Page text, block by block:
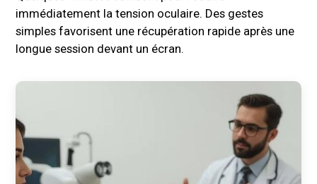
immédiatement la tension oculaire. Des gestes
simples favorisent une récupération rapide après une
longue session devant un écran.